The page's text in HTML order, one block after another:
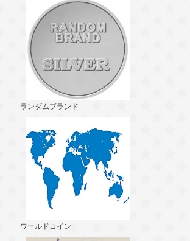
ランダムブランド
ワールドコイン